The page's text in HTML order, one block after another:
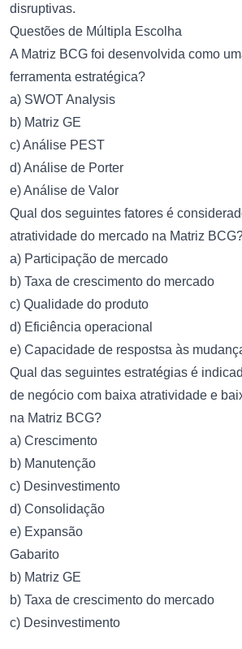
disruptivas.
Questões de Múltipla Escolha
A Matriz BCG foi desenvolvida como
ferramenta estratégica?
a) SWOT Analysis
b) Matriz GE
c) Análise PEST
d) Análise de Porter
e) Análise de Valor
Qual dos seguintes fatores é
atratividade do mercado na Matriz
a) Participação de mercado
b) Taxa de crescimento do mercado
c) Qualidade do produto
d) Eficiência operacional
e) Capacidade de respostsa às
Qual das seguintes estratégias é
de negócio com baixa atratividade e
na Matriz BCG?
a) Crescimento
b) Manutenção
c) Desinvestimento
d) Consolidação
e) Expansão
Gabarito
b) Matriz GE
b) Taxa de crescimento do mercado
c) Desinvestimento